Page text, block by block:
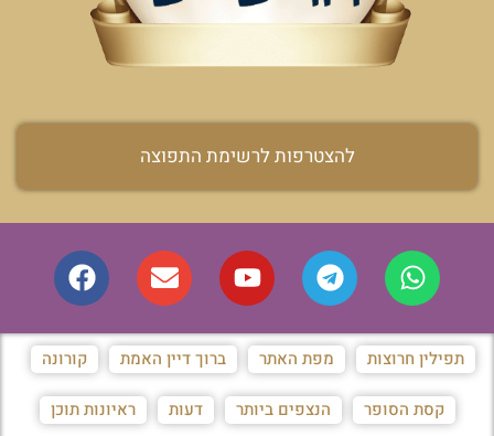
להצטרפות לרשימת התפוצה
תפילין חרוצות מפת האתר ברוך דיין האמת קורונה
קסת הסופר הנצפים ביותר דעות ראיונות תוכן